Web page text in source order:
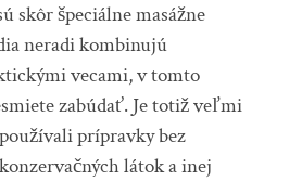
skôr špeciálne masážne
neradi kombinujú
vecami, v tomto
zabúdať. Je totiž veľmi
prípravky bez
látok a inej